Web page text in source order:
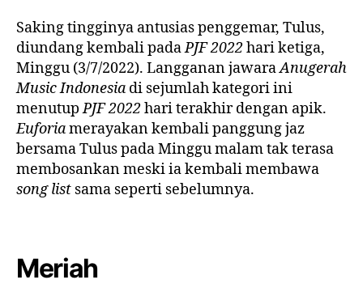
Saking tingginya antusias penggemar, Tulus,
diundang kembali padaPJF 2022hari ketiga,
Minggu (3/7/2022). Langganan jawaraAnugerah
Music Indonesia di sejumlah kategori ini
menutupPJF 2022hari terakhir dengan apik.
Euforiamerayakan kembali panggung jaz
bersama Tulus pada Minggu malam tak terasa
membosankan meski ia kembali membawa
song list sama seperti sebelumnya.
Meriah